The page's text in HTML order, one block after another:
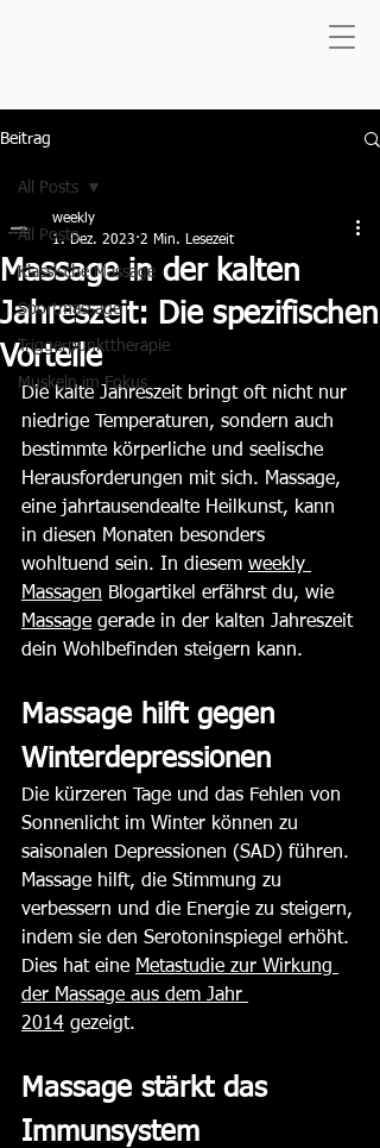
Beitrag
All Posts
Klassische Massage
Sportmassage
Triggerpunkttherapie
Muskeln im Fokus
All Posts
Massage in der kalten
Jahreszeit: Die spezifischen
Vorteile
weekly
1. Dez. 2023 2 Min. Lesezeit
Die kalte Jahreszeit bringt oft nicht nur
niedrige Temperaturen, sondern auch
bestimmte körperliche und seelische
Herausforderungen mit sich. Massage,
eine jahrtausendealte Heilkunst, kann
in diesen Monaten besonders
wohltuend sein. In diesem weekly
Massagen Blogartikel erfährst du, wie
Massage gerade in der kalten Jahreszeit
dein Wohlbefinden steigern kann.
Massage hilft gegen
Winterdepressionen
Die kürzeren Tage und das Fehlen von
Sonnenlicht im Winter können zu
saisonalen Depressionen (SAD) führen.
Massage hilft, die Stimmung zu
verbessern und die Energie zu steigern,
indem sie den Serotoninspiegel erhöht​​.
Dies hat eine Metastudie zur Wirkung
der Massage aus dem Jahr
2014 gezeigt.
Massage stärkt das
Immunsystem